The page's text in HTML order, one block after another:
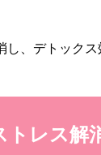
し、デトックス
トレス解